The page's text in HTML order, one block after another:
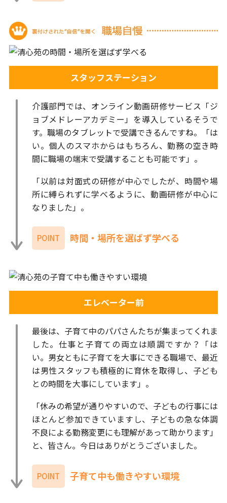
スタッフステーション
介護部門では、オンライン動画研修サービス「ジ
ョブメドレーアカデミー」を導入しているそうで
す。職場のタブレットで受講できるんですね。「は
い。個人のスマホからはもちろん、勤務の空き時
間に職場の端末で受講することも可能です」。
「以前は対面式の研修が中心でしたが、時間や場
所に縛られずに学べるように、動画研修が中心に
なりました」。
POINT 時間・場所を選ばず学べる
エレベーター前
最後は、子育て中のパパさんたちが集まってくれま
した。仕事と子育ての両立は順調ですか？「は
い。男女ともに子育てを大事にできる職場で、最近
は男性スタッフも積極的に育休を取得し、子ども
との時間を大事にしています」。
「休みの希望が通りやすいので、子どもの行事には
ほとんど参加できていますし、子どもの急な体調
不良による勤務変更にも理解があって助かります」
と、皆さん。今日はありがとうございました。
POINT 子育て中も働きやすい環境